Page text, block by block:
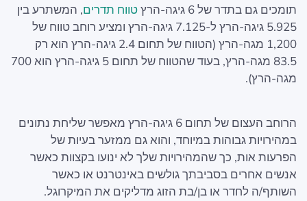
תומכים גם בתדר של 6 גיגה-הרץ
טווח תדרים, המשתרע בין
5.925 גיגה-הרץ ל-7.125 גיגה-הרץ ומציע רוחב טווח של
1,200 מגה-הרץ (הטווח של תחום 2.4 גיגה-הרץ הוא רק
83.5 מגה-הרץ, בעוד שהטווח של תחום 5 גיגה-הרץ הוא 700
מגה-הרץ).
הרוחב העצום של תחום 6 גיגה-הרץ מאפשר שליחת נתונים
במהירויות גבוהות במיוחד, והוא גם ממזער בעיות של
הפרעות אות, כך שהמהירויות שלך לא ינועו בקצוות כאשר
אנשים אחרים בסביבתך גולשים באינטרנט או כאשר
השותף/ה לחדר או בן/בת הזוג מדליקים את המיקרוגל.